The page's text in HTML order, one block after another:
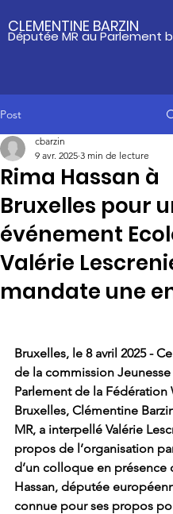
Députée MR au Parlement
CLEMENTINE BARZIN
Post
Rima Hassan à
Bruxelles pour
événement
Valérie
mandate une
cbarzin
9 avr. 2025 3 min de lecture
Bruxelles, le 8 avril 2025 -
de la commission
Parlement de la Fédération
Bruxelles, Clémentine
MR, a interpellé Valérie
propos de l’organisation
d’un colloque en présence
Hassan, députée
connue pour ses propos